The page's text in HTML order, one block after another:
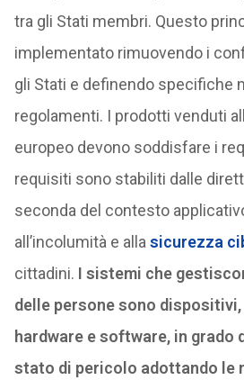
tra gli Stati membri. Questo
implementato rimuovendo i
gli Stati e definendo specifiche
regolamenti. I prodotti venduti
europeo devono soddisfare i
requisiti sono stabiliti dalle
seconda del contesto
all’incolumità e alla sicurezza
cittadini. I sistemi che
delle persone sono
hardware e software, in grado
stato di pericolo adottando le